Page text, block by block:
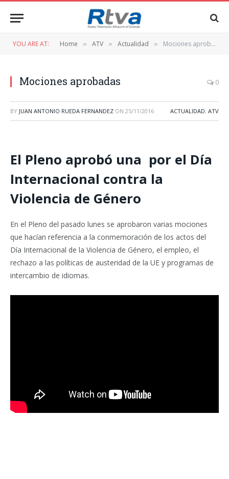
YOU ARE AT: Home » ATV » Actualidad » Mociones aprobadas
Mociones aprobadas 0
BY JUAN ANTONIO RUEDA FERNANDEZ ON 25/11/2016 ACTUALIDAD, ATV
El Pleno aprobó una por el Día
Internacional contra la
Violencia de Género
En el Pleno del pasado lunes se aprobaron varias mociones
que hacían referencia a la conmemoración de los actos del
Día Internacional de la Violencia de Género, el empleo, el
rechazo a las políticas de austeridad de la UE y programas de
intercambio de idiomas.